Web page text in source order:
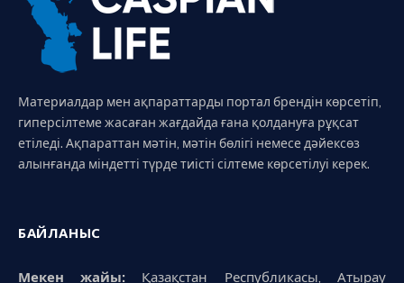
Материалдар мен ақпараттарды портал брендін көрсетіп,
гиперсілтеме жасаған жағдайда ғана қолдануға рұқсат
етіледі. Ақпараттан мәтін, мәтін бөлігі немесе дәйексөз
алынғанда міндетті түрде тиісті сілтеме көрсетілуі керек.
БАЙЛАНЫС
Мекен жайы:Қазақстан Республикасы, Атырау